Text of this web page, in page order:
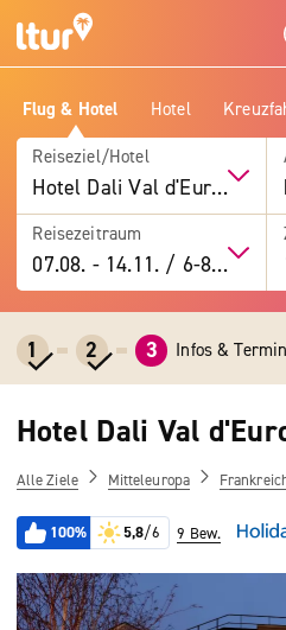
Flug & Hotel Hotel
Reiseziel/Hotel
Hotel Dali Val d'Europe
Reisezeitraum
07.08. -14.11. / 6-8 Tage
1 2 3 Infos &
Hotel Dali Val
Alle Ziele Mitteleuropa
100% 5,8/6 9 Bew.